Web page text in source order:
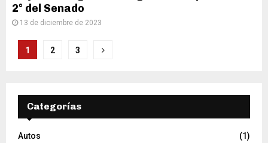
2° del Senado
13 de diciembre de 2023
Paginación
entradas
1 2 3
Categorías
Autos
(1)